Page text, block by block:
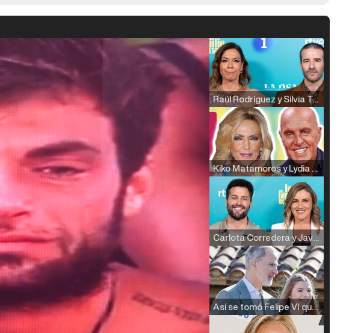
Raúl Rodríguez y Silvia Taulés nos cuentan su papel en 'La familia de la tele'
Kiko Matamoros y Lydia Lozano: "Nuestro público es de todas las edades y RTVE tiene un público muy pegado a las novelas, al que tenemos que captar"
Carlota Corredera y Javier de Hoyos: "La tele tiene que representar al público también y aquí están todos los perfiles posibles&quo;
Así se tomó Felipe VI que la Infanta Sofía no quisiera recibir formación militar